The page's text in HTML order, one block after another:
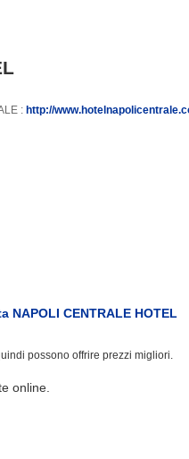
: http://
NAPOLI CENTRALE HOTEL
possono offrire prezzi migliori.
online.